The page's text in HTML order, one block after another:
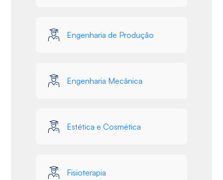
Engenharia de Produção
Engenharia Mecânica
Estética e Cosmética
Fisioterapia